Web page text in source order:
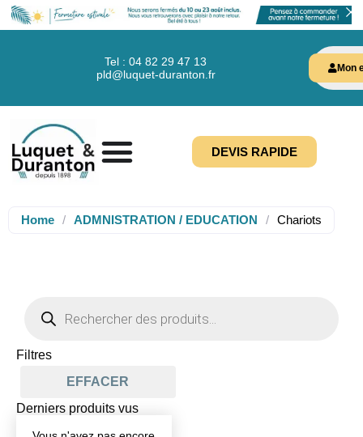
Tel : 04 82 29 47 13
pld@luquet-duranton.fr
Mon
DEVIS RAPIDE
Home / ADMNISTRATION / EDUCATION / Chariots
Filtres
EFFACER
Derniers produits vus